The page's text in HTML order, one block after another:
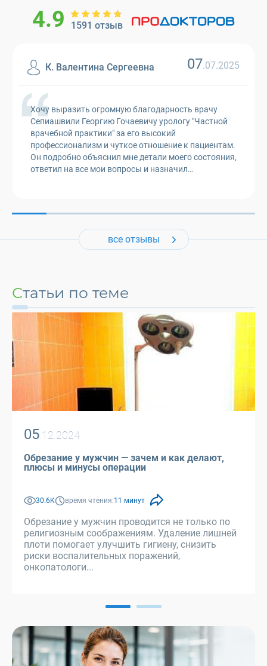
4.9 1591 отзыв
К. Валентина Сергеевна 07.07.2025
Хочу выразить огромную благодарность врачу
Сепиашвили Георгию Гочаевичу урологу "Частной
врачебной практики" за его высокий
профессионализм и чуткое отношение к пациентам.
Он подробно объяснил мне детали моего состояния,
ответил на все мои вопросы и назначил
все отзывы
Статьи по теме
05 .12.2024
Обрезание у мужчин — зачем и как делают,
плюсы и минусы операции
30.6K время чтения:11 минут
Обрезание у мужчин проводится не только по
религиозным соображениям. Удаление лишней
плоти помогает улучшить гигиену, снизить
риски воспалительных поражений,
онкопатологи...